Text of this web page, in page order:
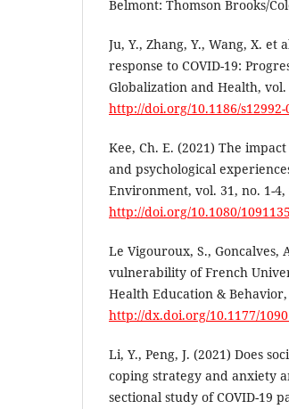
Belmont: Thomson Brooks/
Ju, Y., Zhang, Y., Wang, X. et
response to COVID-19:
Globalization and Health,
http://doi.org/10.1186/s12992-
Kee, Ch. E. (2021) The
and psychological
Environment, vol. 31, no. 1-4,
http://doi.org/10.1080/
Le Vigouroux, S., Goncalves,
vulnerability of French
Health Education &
http://dx.doi.org/10.1177/
Li, Y., Peng, J. (2021) Does
coping strategy and anxiety
sectional study of COVID-19